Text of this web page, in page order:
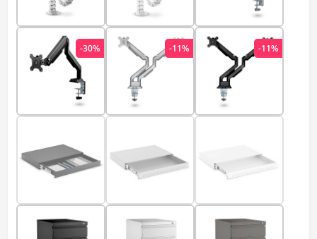
-30% -11% -11%